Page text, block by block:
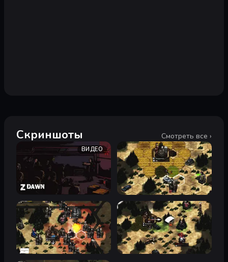
Скриншоты Смотреть все ›
ВИДЕО